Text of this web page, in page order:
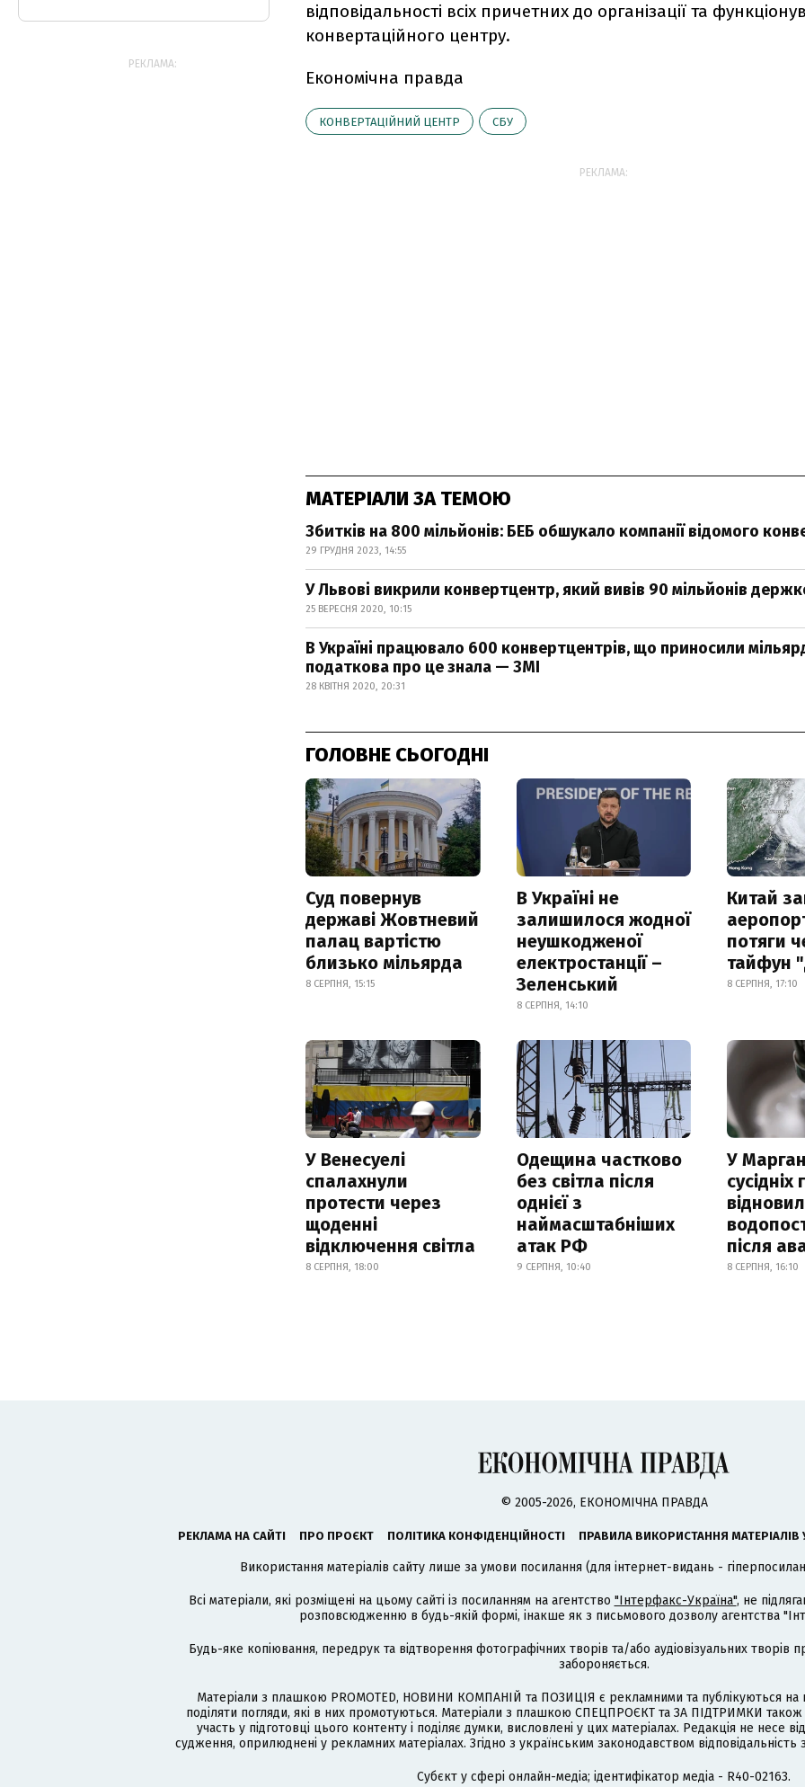
відповідальності всіх причетних до організації та
конвертаційного центру.
Економічна правда
КОНВЕРТАЦІЙНИЙ ЦЕНТР СБУ
РЕКЛАМА:
МАТЕРІАЛИ ЗА ТЕМОЮ
Збитків на 800 мільйонів: БЕБ обшукало компанії відомого
29 ГРУДНЯ 2023, 14:55
У Львові викрили конвертцентр, який вивів 90 мільйонів
25 ВЕРЕСНЯ 2020, 10:15
В Україні працювало 600 конвертцентрів, що приносили
податкова про це знала — ЗМІ
28 КВІТНЯ 2020, 20:31
ГОЛОВНЕ СЬОГОДНІ
Суд повернув
державі Жовтневий
палац вартістю
близько мільярда
8 СЕРПНЯ, 15:15
В Україні не
залишилося жодної
неушкодженої
електростанції –
Зеленський
8 СЕРПНЯ, 14:10
Китай
потяги
тайфун
8 СЕРПНЯ, 17:10
У Венесуелі
спалахнули
протести через
щоденні
відключення світла
8 СЕРПНЯ, 18:00
Одещина частково
без світла після
однієї з
наймасштабніших
атак РФ
9 СЕРПНЯ, 10:40
У
після
8 СЕРПНЯ, 16:10
РЕКЛАМА:
© 2005-2026, ЕКОНОМІЧНА ПРАВДА
РЕКЛАМА НА САЙТІ ПРО ПРОЄКТ ПОЛІТИКА КОНФІДЕНЦІЙНОСТІ ПРАВИЛА ВИКОРИСТАННЯ МАТЕРІАЛІВ
Використання матеріалів сайту лише за умови посилання (для інтернет-видань -
Всі матеріали, які розміщені на цьому сайті із посиланням на агентство "Інтерфакс-Україна", не
розповсюдженню в будь-якій формі, інакше як з письмового дозволу агентства
Будь-яке копіювання, передрук та відтворення фотографічних творів та/або аудіовізуальних
забороняється.
Матеріали з плашкою PROMOTED, НОВИНИ КОМПАНІЙ та ПОЗИЦІЯ є рекламними та публікуються на
поділяти погляди, які в них промотуються. Матеріали з плашкою СПЕЦПРОЄКТ та ЗА ПІДТРИМКИ
участь у підготовці цього контенту і поділяє думки, висловлені у цих матеріалах. Редакція не несе
судження, оприлюднені у рекламних матеріалах. Згідно з українським законодавством
Cубєкт у сфері онлайн-медіа; ідентифікатор медіа - R40-02163.